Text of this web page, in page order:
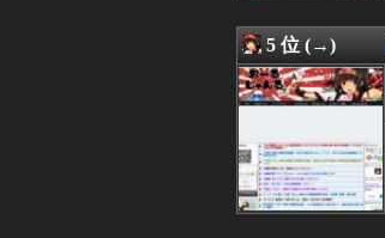
08/07 03:39
08/07 03:38
08/07 03:34
08/07 03:33
08/07 03:30
08/07 03:30
08/07 03:30
08/07 03:26
5 位 (→)